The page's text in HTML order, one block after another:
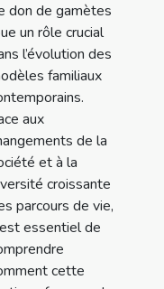
don de gamètes
un rôle crucial
l’évolution des
familiaux
aux
de la
et à la
croissante
parcours de vie,
essentiel de
cette